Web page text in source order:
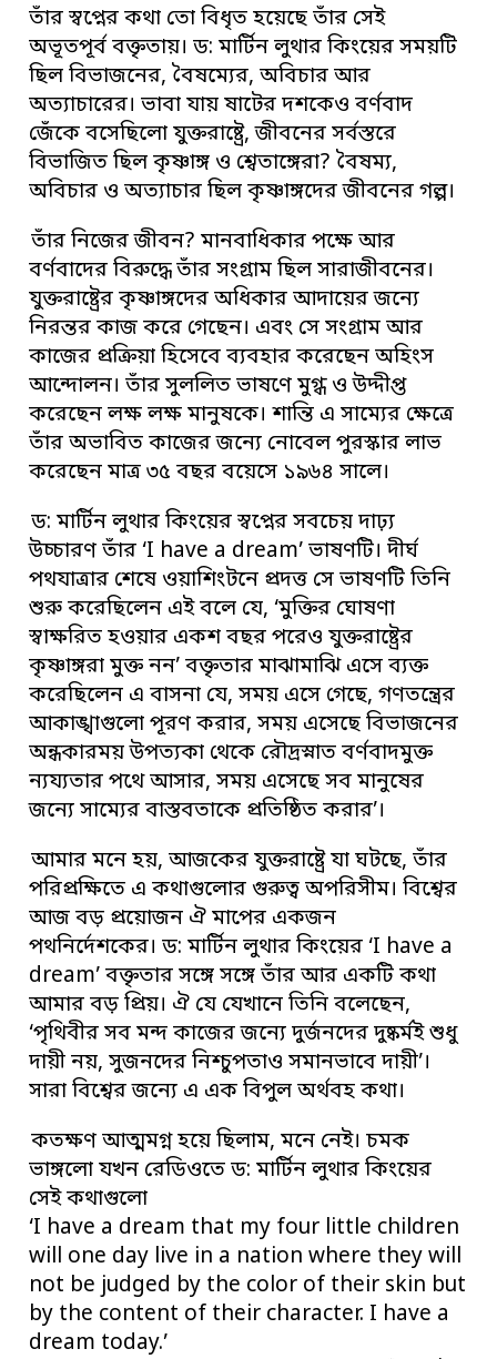
তাঁর স্বপ্নের কথা তো বিধৃত হয়েছে তাঁর সেই
অভূতপূর্ব বক্তৃতায়। ড: মার্টিন লুথার কিংয়ের সময়টি
ছিল বিভাজনের, বৈষম্যের, অবিচার আর
অত্যাচারের। ভাবা যায় ষাটের দশকেও বর্ণবাদ
জেঁকে বসেছিলো যুক্তরাষ্ট্রে, জীবনের সর্বস্তরে
বিভাজিত ছিল কৃষ্ণাঙ্গ ও শ্বেতাঙ্গেরা? বৈষম্য,
অবিচার ও অত্যাচার ছিল কৃষ্ণাঙ্গদের জীবনের গল্প।
তাঁর নিজের জীবন? মানবাধিকার পক্ষে আর
বর্ণবাদের বিরুদ্ধে তাঁর সংগ্রাম ছিল সারাজীবনের।
যুক্তরাষ্ট্রের কৃষ্ণাঙ্গদের অধিকার আদায়ের জন্যে
নিরন্তর কাজ করে গেছেন। এবং সে সংগ্রাম আর
কাজের প্রক্রিয়া হিসেবে ব্যবহার করেছেন অহিংস
আন্দোলন। তাঁর সুললিত ভাষণে মুগ্ধ ও উদ্দীপ্ত
করেছেন লক্ষ লক্ষ মানুষকে। শান্তি এ সাম্যের ক্ষেত্রে
তাঁর অভাবিত কাজের জন্যে নোবেল পুরস্কার লাভ
করেছেন মাত্র ৩৫ বছর বয়েসে ১৯৬৪ সালে।
ড: মার্টিন লুথার কিংয়ের স্বপ্নের সবচেয় দাঢ়্য
উচ্চারণ তাঁর ‘I have a dream’ ভাষণটি। দীর্ঘ
পথযাত্রার শেষে ওয়াশিংটনে প্রদত্ত সে ভাষণটি তিনি
শুরু করেছিলেন এই বলে যে, ‘মুক্তির ঘোষণা
স্বাক্ষরিত হওয়ার একশ বছর পরেও যুক্তরাষ্ট্রের
কৃষ্ণাঙ্গরা মুক্ত নন’ বক্তৃতার মাঝামাঝি এসে ব্যক্ত
করেছিলেন এ বাসনা যে, সময় এসে গেছে, গণতন্ত্রের
আকাঙ্খাগুলো পূরণ করার, সময় এসেছে বিভাজনের
অন্ধকারময় উপত্যকা থেকে রৌদ্রস্নাত বর্ণবাদমুক্ত
ন্যয্যতার পথে আসার, সময় এসেছে সব মানুষের
জন্যে সাম্যের বাস্তবতাকে প্রতিষ্ঠিত করার’।
আমার মনে হয়, আজকের যুক্তরাষ্ট্রে যা ঘটছে, তাঁর
পরিপ্রক্ষিতে এ কথাগুলোর গুরুত্ব অপরিসীম। বিশ্বের
আজ বড় প্রয়োজন ঐ মাপের একজন
পথনির্দেশকের। ড: মার্টিন লুথার কিংয়ের ‘I have a
dream’ বক্তৃতার সঙ্গে সঙ্গে তাঁর আর একটি কথা
আমার বড় প্রিয়। ঐ যে যেখানে তিনি বলেছেন,
‘পৃথিবীর সব মন্দ কাজের জন্যে দুর্জনদের দুষ্কর্মই শুধু
দায়ী নয়, সুজনদের নিশ্চুপতাও সমানভাবে দায়ী’।
সারা বিশ্বের জন্যে এ এক বিপুল অর্থবহ কথা।
কতক্ষণ আত্মমগ্ন হয়ে ছিলাম, মনে নেই। চমক
ভাঙ্গলো যখন রেডিওতে ড: মার্টিন লুথার কিংয়ের
সেই কথাগুলো
‘I have a dream that my four little children
will one day live in a nation where they will
not be judged by the color of their skin but
by the content of their character. I have a
dream today.’